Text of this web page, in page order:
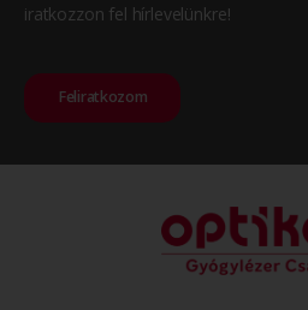
iratkozzon fel hírlevelünkre!
Feliratkozom